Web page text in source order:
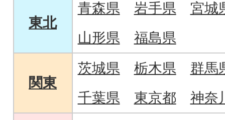
東北
青森県 岩手県
宮城
山形県
福島県
関東
茨城県 栃木県
群馬
千葉県
東京都 神奈